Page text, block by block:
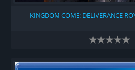
KINGDOM COME: DELIVERANCE